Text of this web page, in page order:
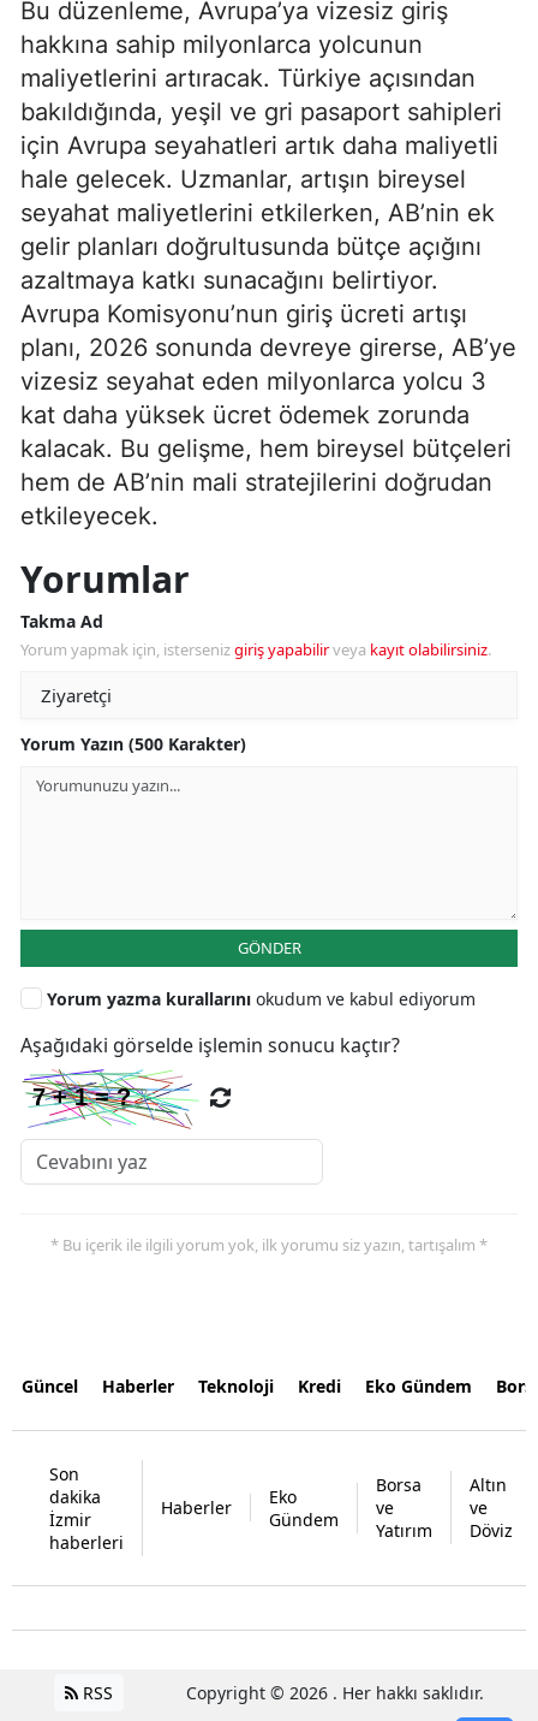
Bu düzenleme, Avrupa’ya vizesiz giriş
hakkına sahip milyonlarca yolcunun
maliyetlerini artıracak. Türkiye açısından
bakıldığında, yeşil ve gri pasaport sahipleri
için Avrupa seyahatleri artık daha maliyetli
hale gelecek. Uzmanlar, artışın bireysel
seyahat maliyetlerini etkilerken, AB’nin ek
gelir planları doğrultusunda bütçe açığını
azaltmaya katkı sunacağını belirtiyor.
Avrupa Komisyonu’nun giriş ücreti artışı
planı, 2026 sonunda devreye girerse, AB’ye
vizesiz seyahat eden milyonlarca yolcu 3
kat daha yüksek ücret ödemek zorunda
kalacak. Bu gelişme, hem bireysel bütçeleri
hem de AB’nin mali stratejilerini doğrudan
etkileyecek.
Yorumlar
Takma Ad
Yorum yapmak için, istersenizgiriş yapabilirveya kayıt olabilirsiniz.
Yorum Yazın (500 Karakter)
GÖNDER
Yorum yazma kurallarını okudum ve kabul ediyorum
Aşağıdaki görselde işlemin sonucu kaçtır?
* Bu içerik ile ilgili yorum yok, ilk yorumu siz yazın, tartışalım *
Güncel Haberler Teknoloji Kredi Eko Gündem
Son
dakika
İzmir
haberleri
Haberler
Eko
Gündem
Borsa
ve
Yatırım
Altın
ve
Döviz
RSS Copyright © 2026 . Her hakkı saklıdır.